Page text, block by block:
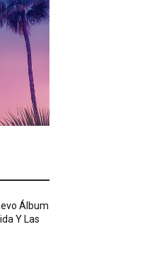
Álbum
Y Las